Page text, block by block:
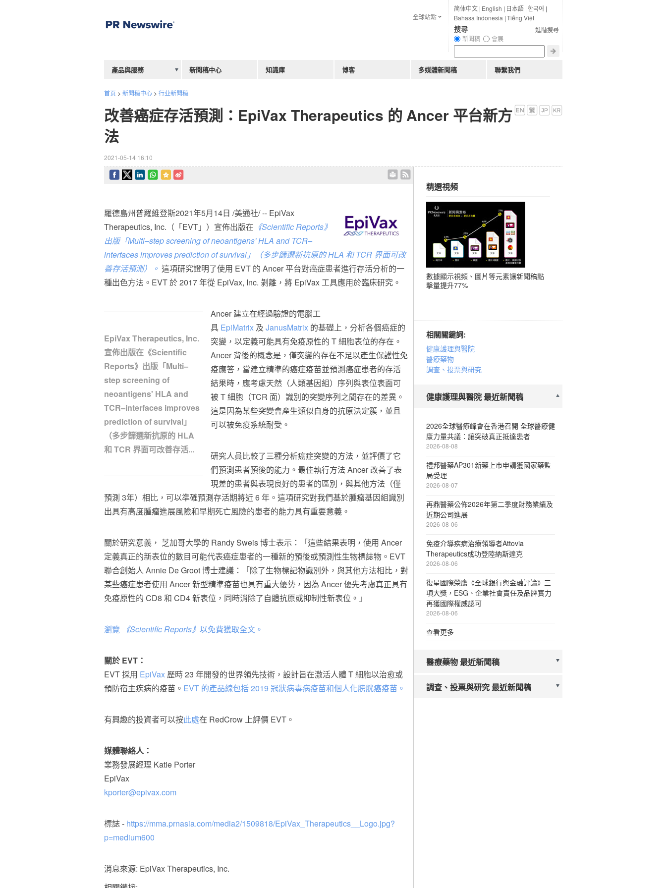
首页> 新聞稿中心> 行业新聞稿
改善癌症存活預測：EpiVax Therapeutics 的 Ancer 平台新方
法
2021-05-14 16:10
羅德島州普羅維登斯2021年5月14日 /美通社/ -- EpiVax
Therapeutics, Inc.（「EVT」）宣佈出版在 《Scientific Reports》
出版「Multi–step screening of neoantigens' HLA and TCR–
interfaces improves prediction of survival」（多步篩選新抗原的 HLA 和 TCR 界面可改
善存活預測）。 這項研究證明了使用 EVT 的 Ancer 平台對癌症患者進行存活分析的一
種出色方法。EVT 於 2017 年從 EpiVax, Inc. 剝離，將 EpiVax 工具應用於臨床研究。
EpiVax Therapeutics, Inc.
宣佈出版在《Scientific
Reports》出版「Multi–
step screening of
neoantigens' HLA and
TCR–interfaces improves
prediction of survival」
（多步篩選新抗原的 HLA
和 TCR 界面可改善存活...
Ancer 建立在經過驗證的電腦工
具 EpiMatrix及 JanusMatrix的基礎上，分析各個癌症的
突變，以定義可能具有免疫原性的 T 細胞表位的存在。
Ancer 背後的概念是，僅突變的存在不足以產生保護性免
疫應答，當建立精準的癌症疫苗並預測癌症患者的存活
結果時，應考慮天然（人類基因組）序列與表位表面可
被 T 細胞（TCR 面）識別的突變序列之間存在的差異。
這是因為某些突變會產生類似自身的抗原決定簇，並且
可以被免疫系統耐受。
研究人員比較了三種分析癌症突變的方法，並評價了它
們預測患者預後的能力。最佳執行方法 Ancer 改善了表
現差的患者與表現良好的患者的區別，與其他方法（僅
預測 3年）相比，可以準確預測存活期將近 6 年。這項研究對我們基於腫瘤基因組識別
出具有高度腫瘤進展風險和早期死亡風險的患者的能力具有重要意義。
關於研究意義， 芝加哥大學的 Randy Sweis 博士表示：「這些結果表明，使用 Ancer
定義真正的新表位的數目可能代表癌症患者的一種新的預後或預測性生物標誌物。EVT
聯合創始人 Annie De Groot 博士建議：「除了生物標記物識別外，與其他方法相比，對
某些癌症患者使用 Ancer 新型精準疫苗也具有重大優勢，因為 Ancer 優先考慮真正具有
免疫原性的 CD8 和 CD4 新表位，同時消除了自體抗原或抑制性新表位。」
瀏覽 《Scientific Reports》 以免費獲取全文。
關於EVT：
EVT 採用 EpiVax歷時 23 年開發的世界領先技術，設計旨在激活人體 T 細胞以治愈或
預防宿主疾病的疫苗。 EVT 的產品線包括 2019 冠狀病毒病疫苗和個人化膀胱癌疫苗。
有興趣的投資者可以按此處在 RedCrow 上評價 EVT。
媒體聯絡人：
業務發展經理 Katie Porter
EpiVax
kporter@epivax.com
標誌 - https://mma.prnasia.com/media2/1509818/EpiVax_Therapeutics__Logo.jpg?
p=medium600
消息來源: EpiVax Therapeutics, Inc.
精選視頻
數據顯示視頻、圖片等元素讓新聞稿點
擊量提升77%
相關關鍵詞:
健康護理與醫院
醫療藥物
調查、投票與研究
健康護理與醫院 最近新聞稿
2026全球醫療峰會在香港召開 全球醫療健
康力量共議：讓突破真正抵達患者
2026-08-08
禮邦醫藥AP301新藥上市申請獲國家藥監
局受理
2026-08-07
再鼎醫藥公佈2026年第二季度財務業績及
近期公司進展
2026-08-06
免疫介導疾病治療領導者Attovia
Therapeutics成功登陸納斯達克
2026-08-06
復星國際榮膺《全球銀行與金融評論》三
項大獎，ESG、企業社會責任及品牌實力
再獲國際權威認可
2026-08-06
查看更多
醫療藥物 最近新聞稿
調查、投票與研究 最近新聞稿
简体中文| English | 日本語|한국어 |
Bahasa Indonesia |Tiếng Việt
進階搜尋
搜尋
新聞稿 會展
全球站點
產品與服務 新聞稿中心 知識庫 博客 多媒體新聞稿 聯繫我們